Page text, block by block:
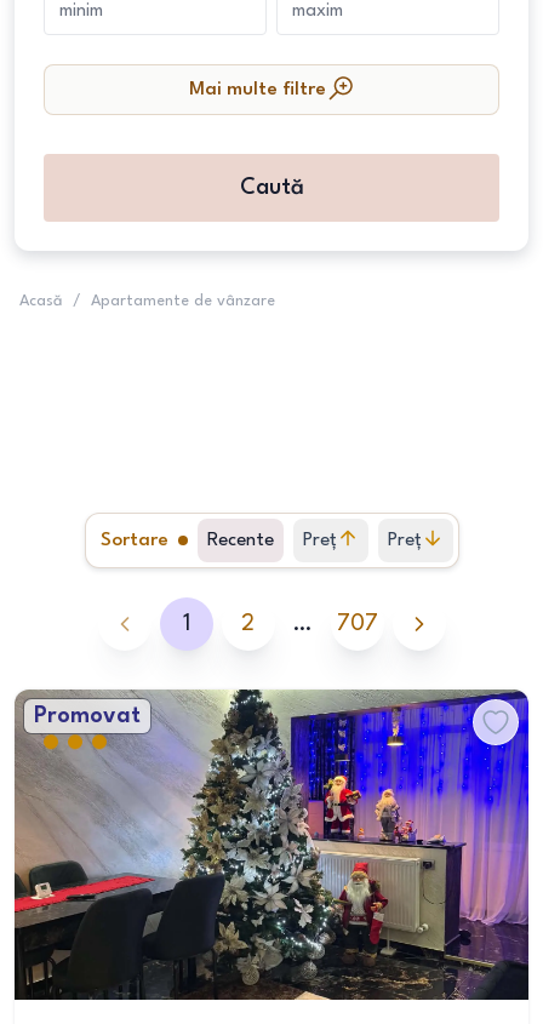
Mai multe filtre
Caută
Acasă / Apartamente de vânzare
Sortare Recente Preț
crescător
Preț
descrescător
1 2 … 707
Promovat